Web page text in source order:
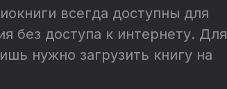
всегда доступны для
без доступа к интернету. Для
нужно загрузить книгу на